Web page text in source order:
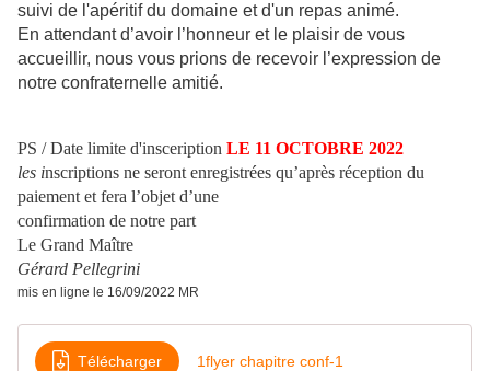
suivi de l'apéritif du domaine et d'un repas animé.
En attendant d’avoir l’honneur et le plaisir de vous
accueillir, nous vous prions de recevoir l’expression de
notre confraternelle amitié.
PS / Date limite d'insceription LE 11 OCTOBRE 2022
les inscriptions ne seront enregistrées qu’après réception du
paiement et fera l’objet d’une
confirmation de notre part
Le Grand Maître
Gérard Pellegrini
mis en ligne le 16/09/2022 MR
Télécharger 1flyer chapitre conf-1